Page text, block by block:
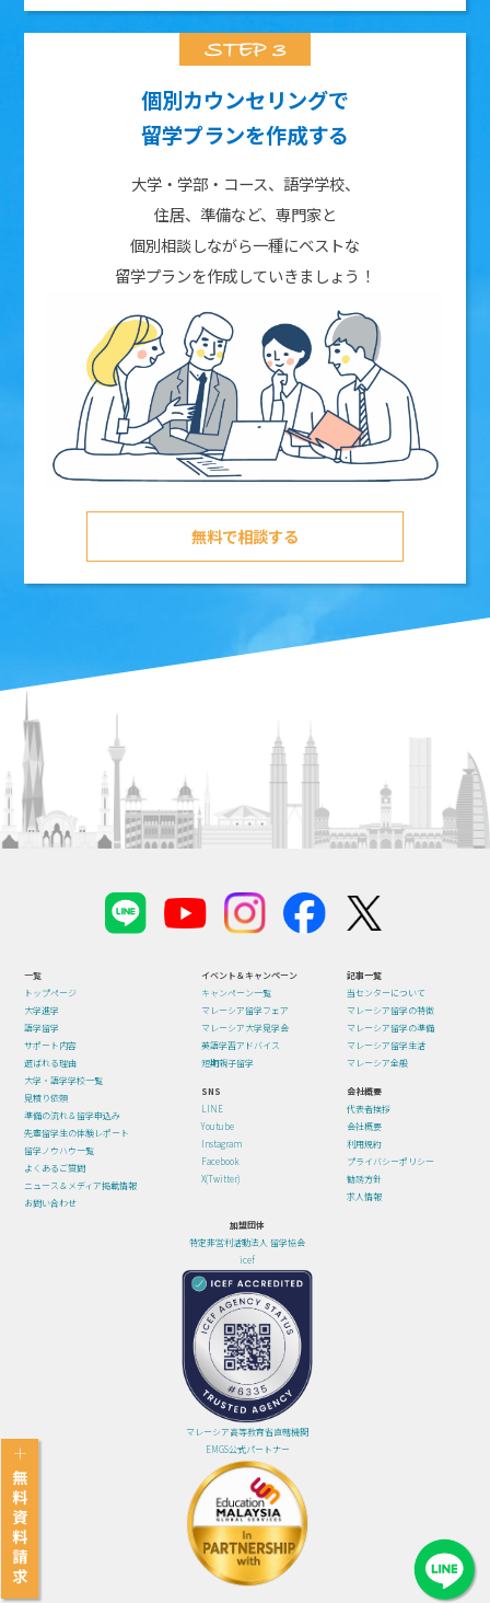
個別カウンセリングで
留学プランを作成する
大学・学部・コース、語学学校、
住居、準備など、専門家と
個別相談しながら一種にベストな
留学プランを作成していきましょう！
無料で相談する
一覧
トップページ
大学進学
語学留学
サポート内容
選ばれる理由
大学・語学学校一覧
見積り依頼
準備の流れ＆留学申込み
先輩留学生の体験レポート
留学ノウハウ一覧
よくあるご質問
ニュース＆メディア掲載情報
お問い合わせ
イベント＆キャンペーン
キャンペーン一覧
マレーシア留学フェア
マレーシア大学見学会
英語学習アドバイス
短期親子留学
記事一覧
当センターについて
マレーシア留学の特徴
マレーシア留学の準備
マレーシア留学生活
マレーシア全般
SNS
LINE
Youtube
Instagram
Facebook
X(Twitter)
会社概要
代表者挨拶
会社概要
利用規約
プライバシーポリシー
勧誘方針
求人情報
加盟団体
特定非営利活動法人 留学協会
icef
マレーシア高等教育省直轄機関
EMGS公式パートナー